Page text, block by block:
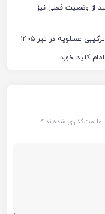
از وضعیت فعلی نیز
عسلویه در تیر ۱۴۰۵
کلید خورد
شده‌اند*